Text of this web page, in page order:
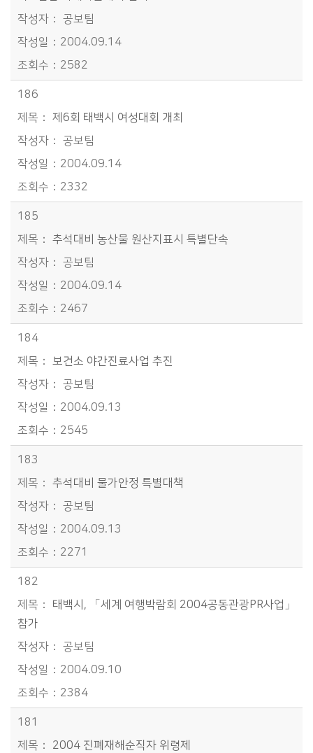
공보팀
2004.09.14
2582
186
제6회 태백시 여성대회 개최
공보팀
2004.09.14
2332
185
추석대비 농산물 원산지표시 특별단속
공보팀
2004.09.14
2467
184
보건소 야간진료사업 추진
공보팀
2004.09.13
2545
183
추석대비 물가안정 특별대책
공보팀
2004.09.13
2271
182
태백시, 「세계 여행박람회 2004공동관광PR사업」
참가
공보팀
2004.09.10
2384
181
2004 진폐재해순직자 위령제